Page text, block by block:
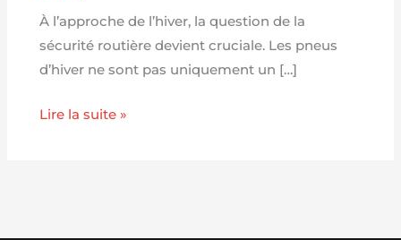
À l’approche de l’hiver, la question de la
sécurité routière devient cruciale. Les pneus
d’hiver ne sont pas uniquement un […]
Lire la suite »